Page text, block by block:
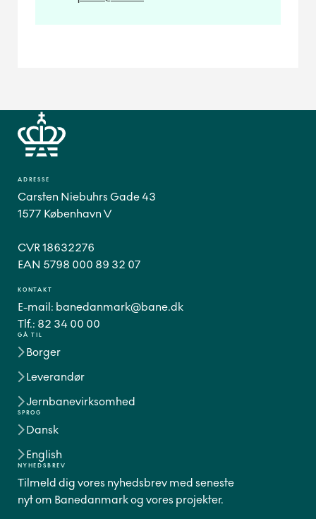
GÅ TIL
Borger
Leverandør
Jernbanevirksomhed
SPROG
Dansk
English
ADRESSE
Carsten Niebuhrs Gade 43
1577 København V
CVR 18632276
EAN 5798 000 89 32 07
KONTAKT
E-mail: banedanmark@bane.dk
Tlf.: 82 34 00 00
NYHEDSBREV
Tilmeld dig vores nyhedsbrev med seneste
nyt om Banedanmark og vores projekter.